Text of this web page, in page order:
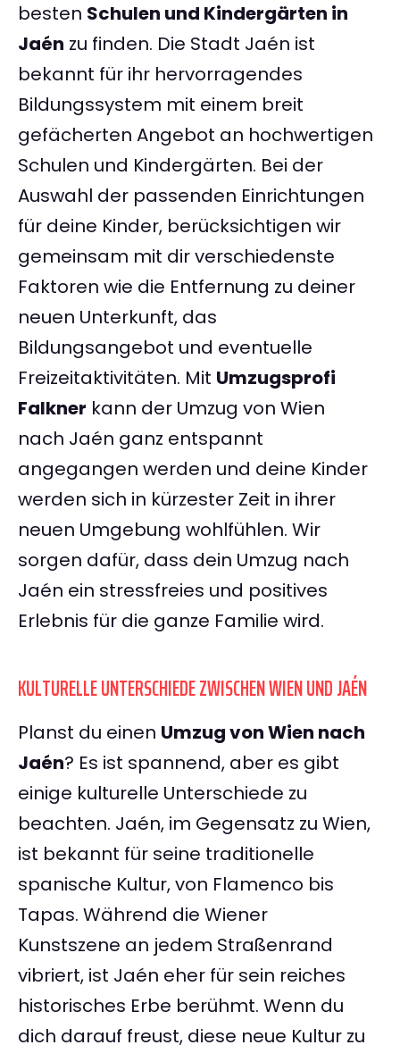
besten Schulen und Kindergärten in
Jaén zu finden. Die Stadt Jaén ist
bekannt für ihr hervorragendes
Bildungssystem mit einem breit
gefächerten Angebot an hochwertigen
Schulen und Kindergärten. Bei der
Auswahl der passenden Einrichtungen
für deine Kinder, berücksichtigen wir
gemeinsam mit dir verschiedenste
Faktoren wie die Entfernung zu deiner
neuen Unterkunft, das
Bildungsangebot und eventuelle
Freizeitaktivitäten. Mit Umzugsprofi
Falkner kann der Umzug von Wien
nach Jaén ganz entspannt
angegangen werden und deine Kinder
werden sich in kürzester Zeit in ihrer
neuen Umgebung wohlfühlen. Wir
sorgen dafür, dass dein Umzug nach
Jaén ein stressfreies und positives
Erlebnis für die ganze Familie wird.
KULTURELLE UNTERSCHIEDE ZWISCHEN WIEN UND JAÉN
Planst du einen Umzug von Wien nach
Jaén? Es ist spannend, aber es gibt
einige kulturelle Unterschiede zu
beachten. Jaén, im Gegensatz zu Wien,
ist bekannt für seine traditionelle
spanische Kultur, von Flamenco bis
Tapas. Während die Wiener
Kunstszene an jedem Straßenrand
vibriert, ist Jaén eher für sein reiches
historisches Erbe berühmt. Wenn du
dich darauf freust, diese neue Kultur zu